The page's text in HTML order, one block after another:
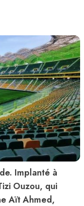
Implanté à
Ouzou, qui
Aït Ahmed,